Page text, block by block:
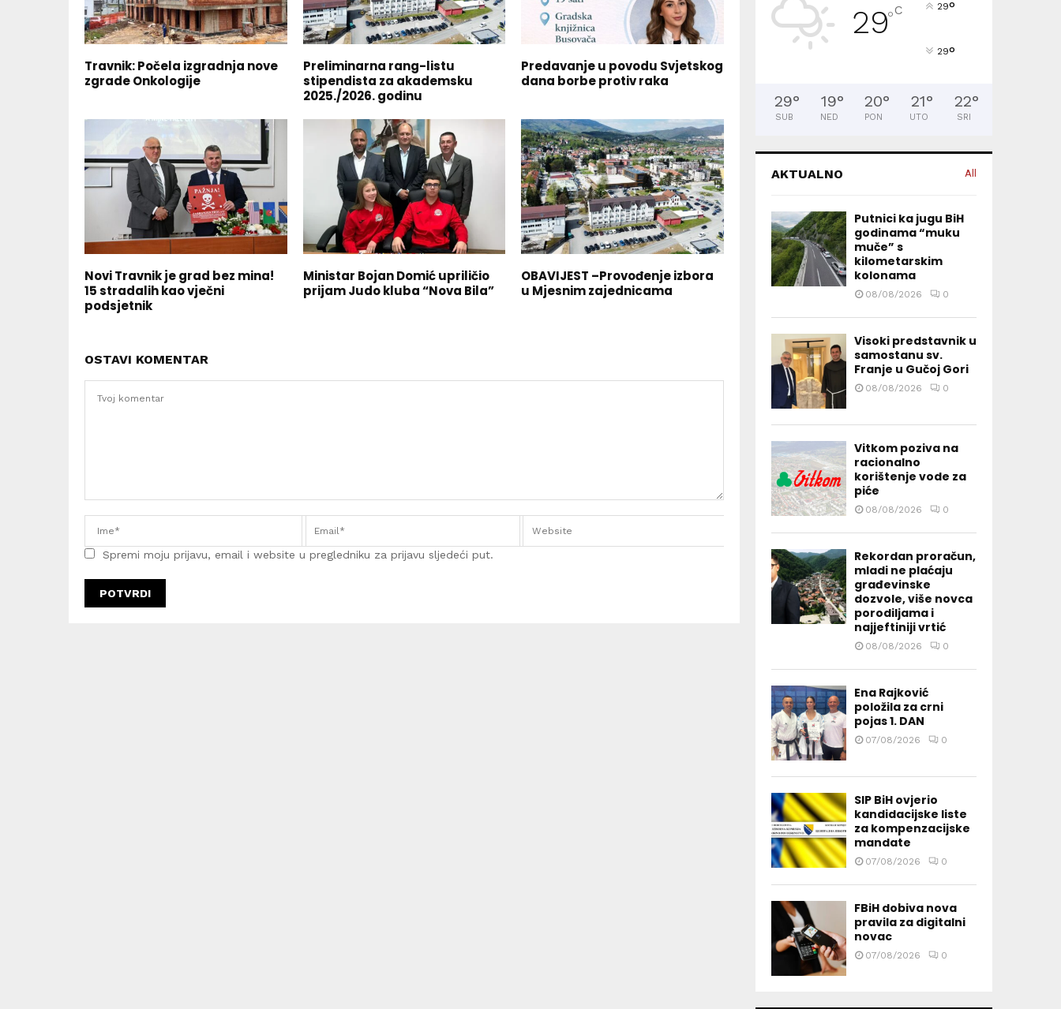
Travnik: Počela izgradnja nove
zgrade Onkologije
Preliminarna rang-listu
stipendista za akademsku
2025./2026. godinu
Predavanje u povodu Svjetskog
dana borbe protiv raka
Novi Travnik je grad bez mina!
15 stradalih kao vječni
podsjetnik
Ministar Bojan Domić upriličio
prijam Judo kluba “Nova Bila”
OBAVIJEST –Provođenje izbora
u Mjesnim zajednicama
OSTAVI KOMENTAR
Spremi moju prijavu, email i website u pregledniku za prijavu sljedeći put.
29°C 29°
29°
29°
SUB
19°
NED
20°
PON
21°
UTO
22°
SRI
AKTUALNO All
Putnici ka jugu BiH
godinama “muku
muče” s
kilometarskim
kolonama
08/08/2026 0
Visoki predstavnik u
samostanu sv.
Franje u Gučoj Gori
08/08/2026 0
Vitkom poziva na
racionalno
korištenje vode za
piće
08/08/2026 0
Rekordan proračun,
mladi ne plaćaju
građevinske
dozvole, više novca
porodiljama i
najjeftiniji vrtić
08/08/2026 0
Ena Rajković
položila za crni
pojas 1. DAN
07/08/2026 0
SIP BiH ovjerio
kandidacijske liste
za kompenzacijske
mandate
07/08/2026 0
FBiH dobiva nova
pravila za digitalni
novac
07/08/2026 0